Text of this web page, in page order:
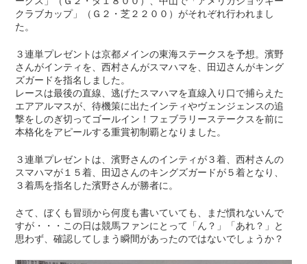
クラブカップ」（Ｇ２・芝２２００）がそれぞれ行われまし
た。
３連単プレゼントは京都メインの東海ステークスを予想。濱野
さんがインティを、西村さんがスマハマを、田辺さんがキング
ズガードを指名しました。
レースは最後の直線、逃げたスマハマを直線入り口で捕らえた
エアアルマスが、待機策に出たインティやヴェンジェンスの追
撃をしのぎ切ってゴールイン！フェブラリーステークスを前に
本格化をアピールする重賞初制覇となりました。
３連単プレゼントは、濱野さんのインティが３着、西村さんの
スマハマが１５着、田辺さんのキングズガードが５着となり、
３着馬を指名した濱野さんが勝者に。
さて、ぼくも冒頭から何度も書いていても、まだ慣れないんで
すが・・・この日は競馬ファンにとって「ん？」「あれ？」と
思わず、確認してしまう瞬間があったのではないでしょうか？